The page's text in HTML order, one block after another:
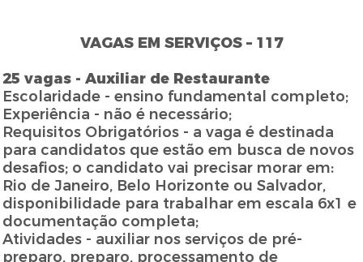
VAGAS EM SERVIÇOS – 117
25 vagas - Auxiliar de Restaurante
Escolaridade - ensino fundamental completo;
Experiência - não é necessário;
Requisitos Obrigatórios - a vaga é destinada
para candidatos que estão em busca de novos
desafios; o candidato vai precisar morar em:
Rio de Janeiro, Belo Horizonte ou Salvador,
disponibilidade para trabalhar em escala 6x1 e
documentação completa;
Atividades - auxiliar nos serviços de pré-
preparo, preparo, processamento de